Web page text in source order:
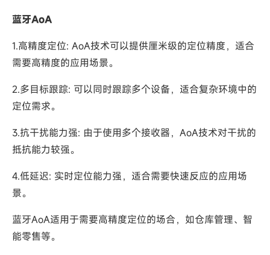
蓝牙AoA
1.高精度定位: AoA技术可以提供厘米级的定位精度，适合
需要高精度的应用场景。
2.多目标跟踪: 可以同时跟踪多个设备，适合复杂环境中的
定位需求。
3.抗干扰能力强: 由于使用多个接收器，AoA技术对干扰的
抵抗能力较强。
4.低延迟: 实时定位能力强，适合需要快速反应的应用场
景。
蓝牙AoA适用于需要高精度定位的场合，如仓库管理、智
能零售等。